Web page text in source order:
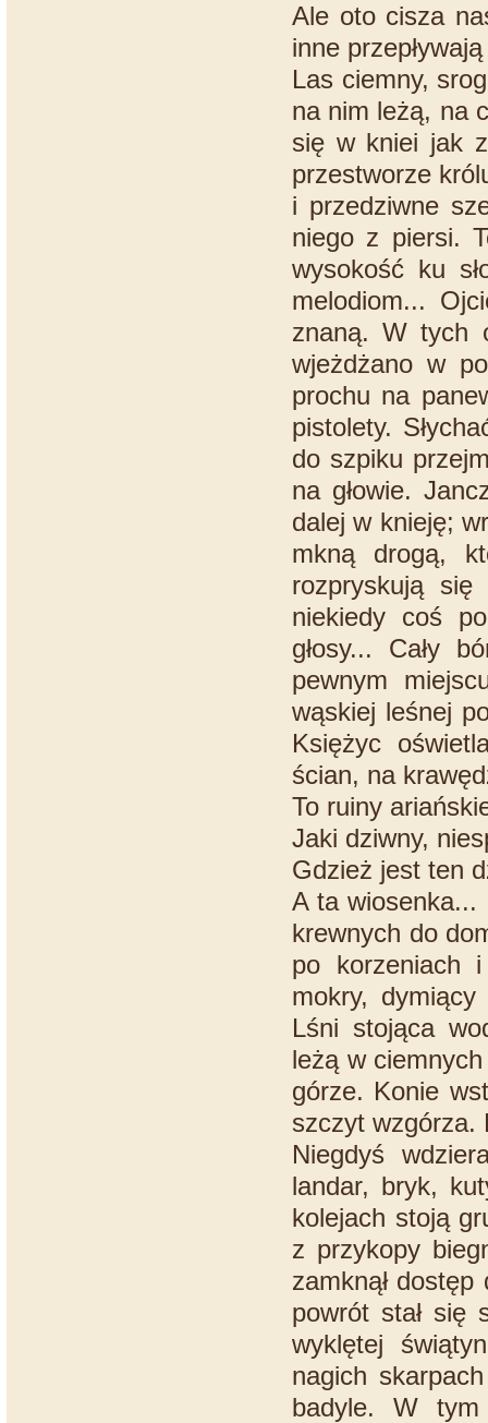
Ale oto cisza
inne
Las ciemny,
na nim leżą, na
się w kniei jak
przestworze
i przedziwne
niego z piersi.
wysokość ku
melodiom...
znaną. W tych
wjeżdżano w
prochu na
pistolety.
do szpiku
na głowie.
dalej w knieję;
mkną drogą,
rozpryskują
niekiedy coś
głosy... Cały
pewnym
wąskiej leśnej
Księżyc
ścian, na
To ruiny
Jaki dziwny,
Gdzież jest ten
A ta wiosenka...
krewnych do
po korzeniach
mokry,
Lśni stojąca
leżą w
górze. Konie
szczyt wzgórza.
Niegdyś
landar, bryk,
kolejach stoją
z przykopy
zamknął
powrót stał się
wyklętej
nagich
badyle. W tym